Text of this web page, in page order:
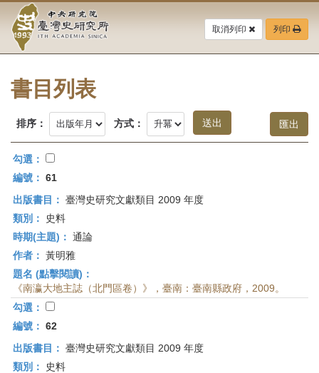
要
中
央
研
究
院-
臺
灣
史
研
究
所-
首
頁
取消列印 列印
書目列表
排序： 方式：
勾選：
編號： 61
出版書目： 臺灣史研究文獻類目 2009 年度
類別：
史料
時期(主題)： 通論
作者： 黃明雅
題名 (點擊閱讀)：
《南瀛大地主誌（北門區卷）》，臺南：臺南縣政府，2009。
勾選：
編號： 62
出版書目： 臺灣史研究文獻類目 2009 年度
類別：
史料